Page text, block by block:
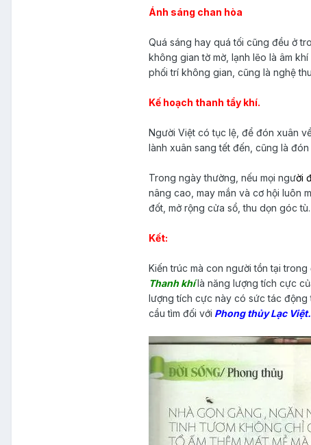
Ánh sáng chan hòa
Quá sáng hay quá tối cũng đều ở
không gian tờ mờ, lạnh lẽo là âm
phối trí không gian, cũng là nghệ
Kế hoạch thanh tẩy khí.
Người Việt có tục lệ, để đón xuân
lành xuân sang tết đến, cũng là
Trong ngày thường, nếu mọi người
nâng cao, may mắn và cơ hội luôn
đốt, mở rộng cửa sổ, thu dọn góc
Kết:
Kiến trúc mà con người tồn tại
Thanh khílà năng lượng tích cực
lượng tích cực này có sức tác động
cầu tìm đối với Phong thủy Lạc Việt.